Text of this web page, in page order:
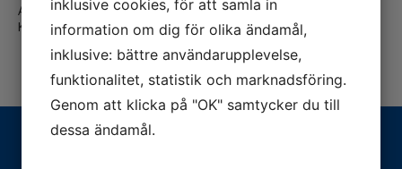
Artikelnr:856554A1
Kategorier:Båt,Mercury
Vill du veta mer? Ring oss:
inklusive cookies, för att samla in
information om dig för olika ändamål,
inklusive: bättre användarupplevelse,
funktionalitet, statistik och marknadsföring.
Genom att klicka på "OK" samtycker du till
dessa ändamål.